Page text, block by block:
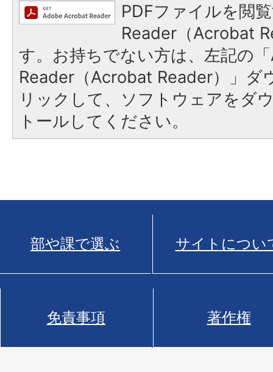
PDFファイルを閲
Reader（Acrobat
す。お持ちでない方は、左記の
Reader（Acrobat Reader）」ダ
リックして、ソフトウェアをダ
トールしてください。
部や課で選ぶ サイトについ
免責事項 著作権